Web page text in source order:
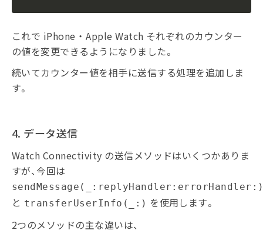
これで iPhone ・ Apple Watch それぞれのカウンター
の値を変更できるようになりました。
続いてカウンター値を相手に送信する処理を追加しま
す。
4. データ送信
Watch Connectivity の送信メソッドはいくつかありま
すが、今回は
と transferUserInfo(_:) を使用します。
2つのメソッドの主な違いは、